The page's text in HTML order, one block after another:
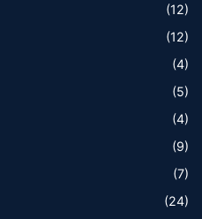
(12)
(12)
(4)
(5)
(4)
(9)
(7)
(24)